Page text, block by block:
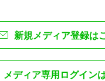
新規メディア登録は
メディア専用ログイン